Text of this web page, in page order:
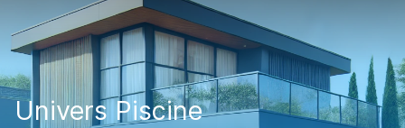
Univers Piscine